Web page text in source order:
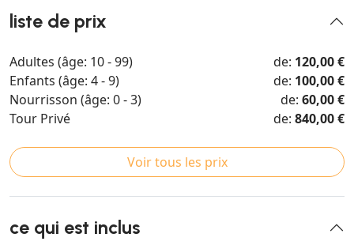
liste de prix
Adultes (âge: 10 - 99) de: 120,00 €
Enfants (âge: 4 - 9)
de: 100,00 €
Nourrisson (âge: 0 - 3)
de: 60,00 €
Tour Privé
de: 840,00 €
Voir tous les prix
ce qui est inclus